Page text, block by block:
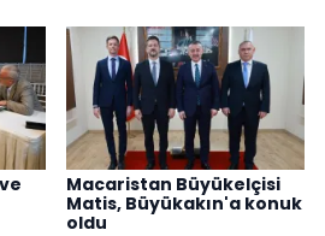
Macaristan Büyükelçisi
Matis, Büyükakın'a konuk
oldu